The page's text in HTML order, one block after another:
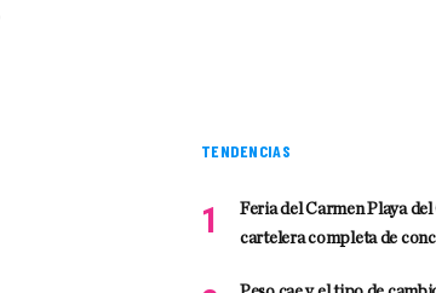
TENDENCIAS
Feria del Carmen Playa
cartelera completa de